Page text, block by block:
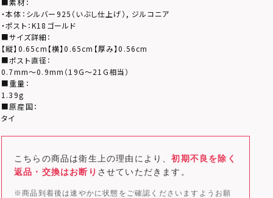
・本体：シルバー925（いぶし仕上げ）, ジルコニア
・ポスト：K18ゴールド
■サイズ詳細：
【縦】0.65cm【横】0.65cm【厚み】0.56cm
■ポスト直径：
0.7mm～0.9mm（19G～21G相当）
■重量：
1.39g
■原産国：
タイ
こちらの商品は衛生上の理由により、初期不良を除く
返品・交換はお断り させていただきます。
※商品到着後は速やかに状態をご確認くださいますようお願